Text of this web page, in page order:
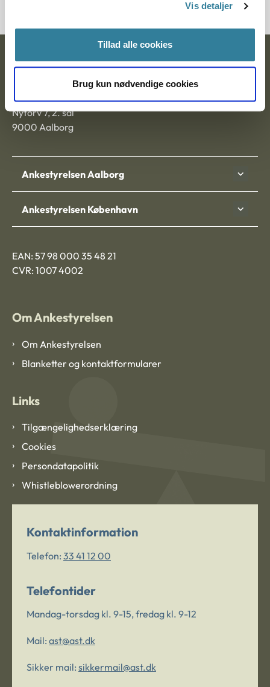
Vis detaljer
Tillad alle cookies
Brug kun nødvendige cookies
Ankestyrelsen
Nytorv 7, 2. sal
9000 Aalborg
Ankestyrelsen Aalborg
Ankestyrelsen København
EAN: 57 98 000 35 48 21
CVR: 1007 4002
Om Ankestyrelsen
Om Ankestyrelsen
Blanketter og kontaktformularer
Links
Tilgængelighedserklæring
Cookies
Persondatapolitik
Whistleblowerordning
Kontaktinformation
Telefon: 33 41 12 00
Telefontider
Mandag-torsdag kl. 9-15, fredag kl. 9-12
Mail: ast@ast.dk
Sikker mail: sikkermail@ast.dk